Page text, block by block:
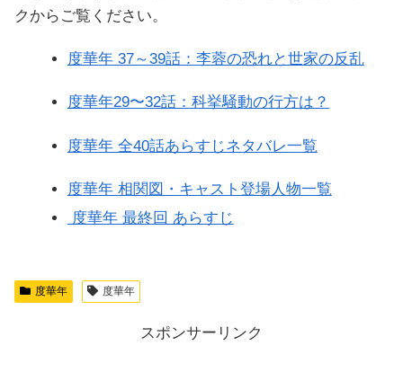
クからご覧ください。
度華年 37～39話：李蓉の恐れと世家の反乱
度華年29〜32話：科挙騒動の行方は？
度華年 全40話あらすじネタバレ一覧
度華年 相関図・キャスト登場人物一覧
度華年 最終回 あらすじ
度華年 度華年
スポンサーリンク